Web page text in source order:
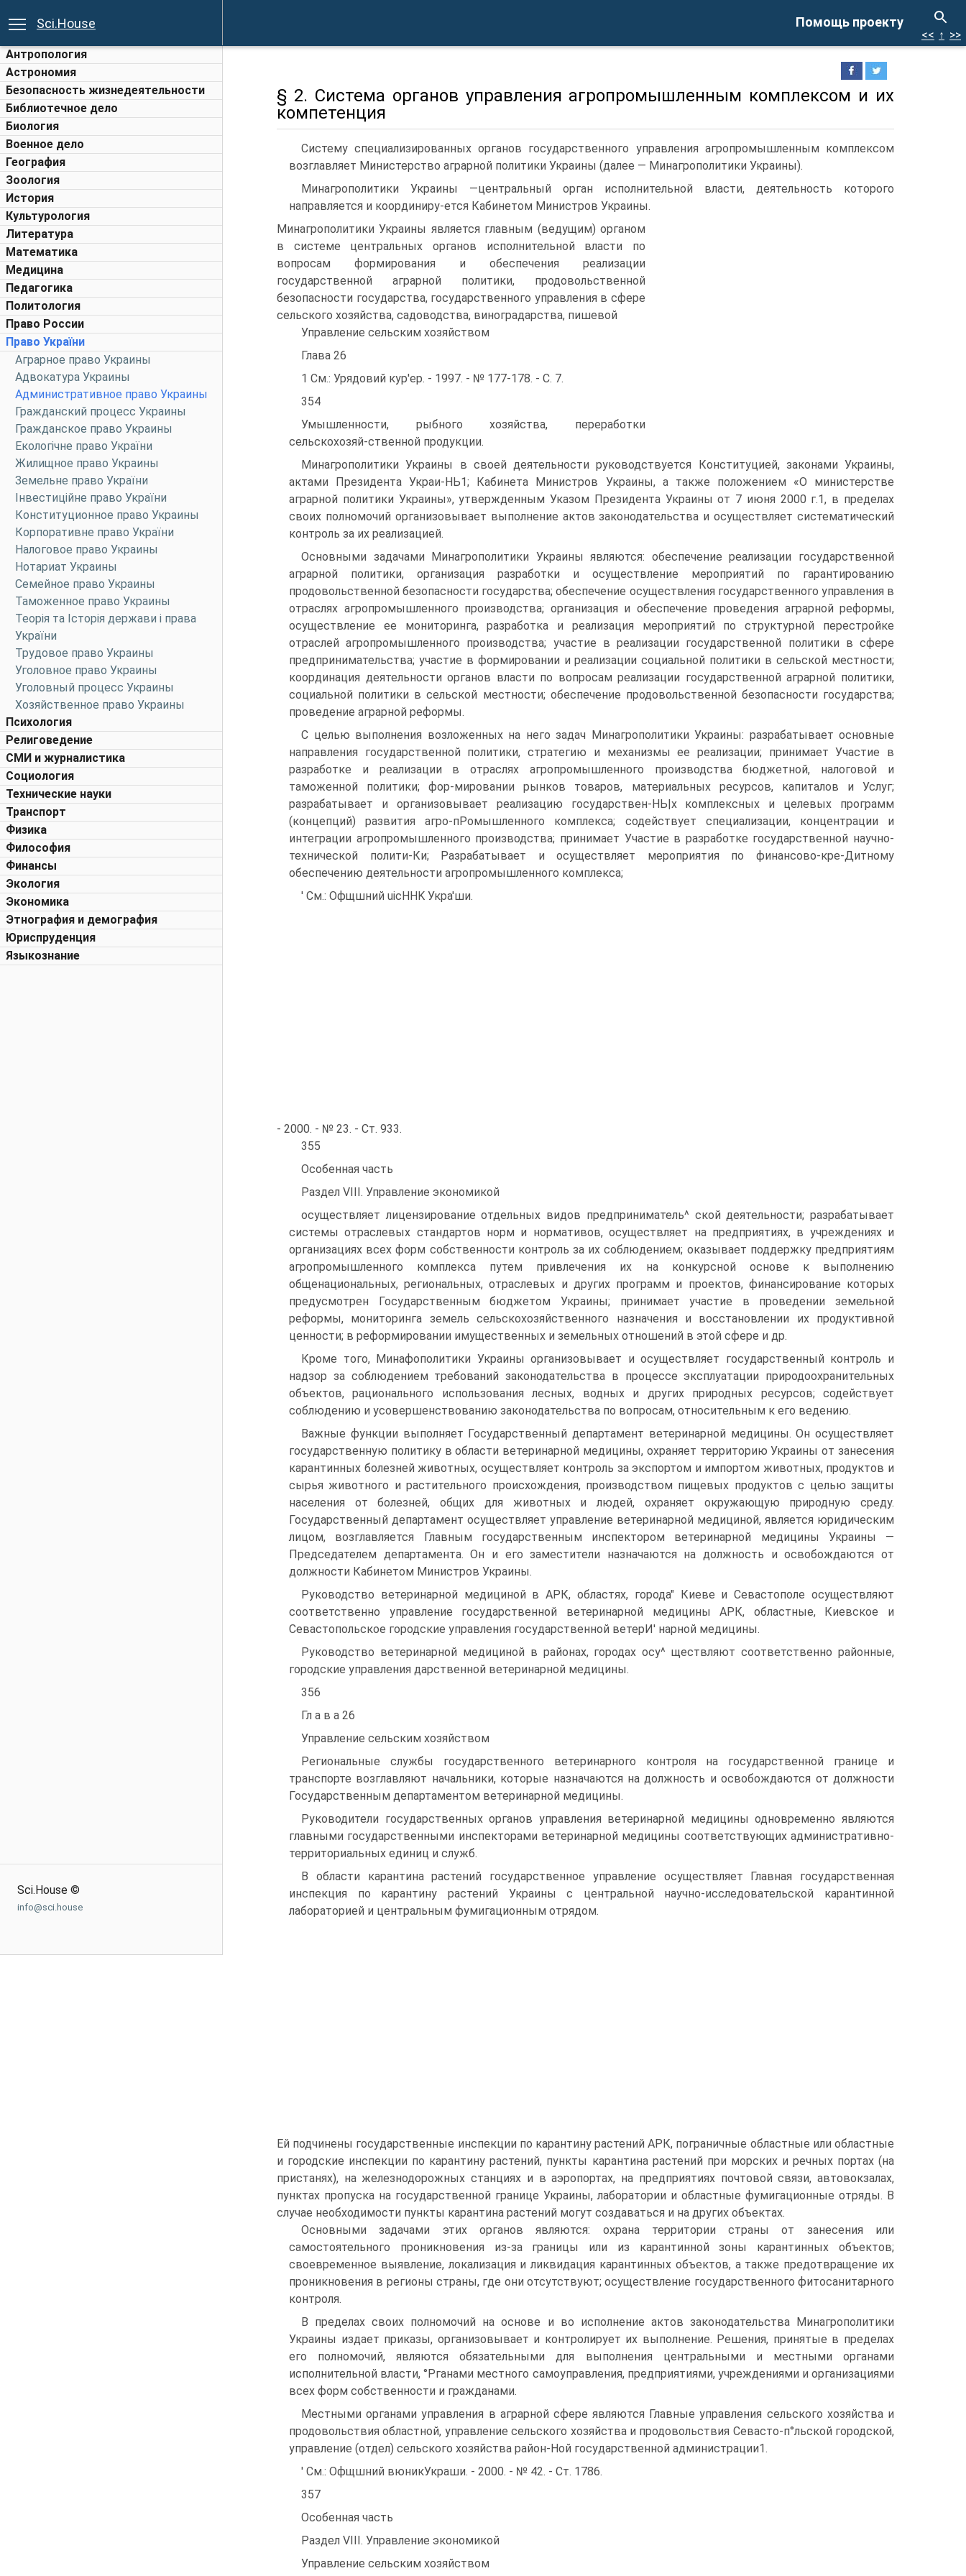
Помощь проекту
Sci.House
Антропология
Астрономия
Безопасность жизнедеятельности
Библиотечное дело
Биология
Военное дело
География
Зоология
История
Культурология
Литература
Математика
Медицина
Педагогика
Политология
Право России
Право України
Аграрное право Украины
Адвокатура Украины
Административное право Украины
Гражданский процесс Украины
Гражданское право Украины
Екологічне право України
Жилищное право Украины
Земельне право України
Інвестиційне право України
Конституционное право Украины
Корпоративне право України
Налоговое право Украины
Нотариат Украины
Семейное право Украины
Таможенное право Украины
Теорія та Історія держави і права
України
Трудовое право Украины
Уголовное право Украины
Уголовный процесс Украины
Хозяйственное право Украины
Психология
Религоведение
СМИ и журналистика
Социология
Технические науки
Транспорт
Физика
Философия
Финансы
Экология
Экономика
Этнография и демография
Юриспруденция
Языкознание
Sci.House ©
info@sci.house
<< ↑ >>
§ 2. Система органов управления агропромышленным комплексом и их
компетенция
Систему специализированных органов государственного управления агропромышленным комплексом
возглавляет Министерство аграрной политики Украины (далее — Минагрополитики Украины).
Минагрополитики Украины —центральный орган исполнительной власти, деятельность которого
направляется и координиру-ется Кабинетом Министров Украины.
Минагрополитики Украины является главным (ведущим) органом
в системе центральных органов исполнительной власти по
вопросам формирования и обеспечения реализации
государственной аграрной политики, продовольственной
безопасности государства, государственного управления в сфере
сельского хозяйства, садоводства, виноградарства, пишевой
Управление сельским хозяйством
Глава 26
1 См.: Урядовий кур'ер. - 1997. - № 177-178. - С. 7.
354
Умышленности, рыбного хозяйства, переработки
сельскохозяй-ственной продукции.
Минагрополитики Украины в своей деятельности руководствуется Конституцией, законами Украины,
актами Президента Украи-НЬ1; Кабинета Министров Украины, а также положением «О министерстве
аграрной политики Украины», утвержденным Указом Президента Украины от 7 июня 2000 г.1, в пределах
своих полномочий организовывает выполнение актов законодательства и осуществляет систематический
контроль за их реализацией.
Основными задачами Минагрополитики Украины являются: обеспечение реализации государственной
аграрной политики, организация разработки и осуществление мероприятий по гарантированию
продовольственной безопасности государства; обеспечение осуществления государственного управления в
отраслях агропромышленного производства; организация и обеспечение проведения аграрной реформы,
осуществление ее мониторинга, разработка и реализация мероприятий по структурной перестройке
отраслей агропромышленного производства; участие в реализации государственной политики в сфере
предпринимательства; участие в формировании и реализации социальной политики в сельской местности;
координация деятельности органов власти по вопросам реализации государственной аграрной политики,
социальной политики в сельской местности; обеспечение продовольственной безопасности государства;
проведение аграрной реформы.
С целью выполнения возложенных на него задач Минагрополитики Украины: разрабатывает основные
направления государственной политики, стратегию и механизмы ее реализации; принимает Участие в
разработке и реализации в отраслях агропромышленного производства бюджетной, налоговой и
таможенной политики; фор-мировании рынков товаров, материальных ресурсов, капиталов и Услуг;
разрабатывает и организовывает реализацию государствен-НЬ|х комплексных и целевых программ
(концепций) развития агро-пРомышленного комплекса; содействует специализации, концентрации и
интеграции агропромышленного производства; принимает Участие в разработке государственной научно-
технической полити-Ки; Разрабатывает и осуществляет мероприятия по финансово-кре-Дитному
обеспечению деятельности агропромышленного комплекса;
' См.: Офщшний uicHHK Укра'ши.
- 2000. - № 23. - Ст. 933.
355
Особенная часть
Раздел VIII. Управление экономикой
осуществляет лицензирование отдельных видов предприниматель^ ской деятельности; разрабатывает
системы отраслевых стандартов норм и нормативов, осуществляет на предприятиях, в учреждениях и
организациях всех форм собственности контроль за их соблюдением; оказывает поддержку предприятиям
агропромышленного комплекса путем привлечения их на конкурсной основе к выполнению
общенациональных, региональных, отраслевых и других программ и проектов, финансирование которых
предусмотрен Государственным бюджетом Украины; принимает участие в проведении земельной
реформы, мониторинга земель сельскохозяйственного назначения и восстановлении их продуктивной
ценности; в реформировании имущественных и земельных отношений в этой сфере и др.
Кроме того, Минафополитики Украины организовывает и осуществляет государственный контроль и
надзор за соблюдением требований законодательства в процессе эксплуатации природоохранительных
объектов, рационального использования лесных, водных и других природных ресурсов; содействует
соблюдению и усовершенствованию законодательства по вопросам, относительным к его ведению.
Важные функции выполняет Государственный департамент ветеринарной медицины. Он осуществляет
государственную политику в области ветеринарной медицины, охраняет территорию Украины от занесения
карантинных болезней животных, осуществляет контроль за экспортом и импортом животных, продуктов и
сырья животного и растительного происхождения, производством пищевых продуктов с целью защиты
населения от болезней, общих для животных и людей, охраняет окружающую природную среду.
Государственный департамент осуществляет управление ветеринарной медициной, является юридическим
лицом, возглавляется Главным государственным инспектором ветеринарной медицины Украины —
Председателем департамента. Он и его заместители назначаются на должность и освобождаются от
должности Кабинетом Министров Украины.
Руководство ветеринарной медициной в АРК, областях, города" Киеве и Севастополе осуществляют
соответственно управление государственной ветеринарной медицины АРК, областные, Киевское и
Севастопольское городские управления государственной ветерИ' нарной медицины.
Руководство ветеринарной медициной в районах, городах осу^ ществляют соответственно районные,
городские управления дарственной ветеринарной медицины.
356
Гл а в а 26
Управление сельским хозяйством
Региональные службы государственного ветеринарного контроля на государственной границе и
транспорте возглавляют начальники, которые назначаются на должность и освобождаются от должности
Государственным департаментом ветеринарной медицины.
Руководители государственных органов управления ветеринарной медицины одновременно являются
главными государственными инспекторами ветеринарной медицины соответствующих административно-
территориальных единиц и служб.
В области карантина растений государственное управление осуществляет Главная государственная
инспекция по карантину растений Украины с центральной научно-исследовательской карантинной
лабораторией и центральным фумигационным отрядом.
Ей подчинены государственные инспекции по карантину растений АРК, пограничные областные или областные
и городские инспекции по карантину растений, пункты карантина растений при морских и речных портах (на
пристанях), на железнодорожных станциях и в аэропортах, на предприятиях почтовой связи, автовокзалах,
пунктах пропуска на государственной границе Украины, лаборатории и областные фумигационные отряды. В
случае необходимости пункты карантина растений могут создаваться и на других объектах.
Основными задачами этих органов являются: охрана территории страны от занесения или
самостоятельного проникновения из-за границы или из карантинной зоны карантинных объектов;
своевременное выявление, локализация и ликвидация карантинных объектов, а также предотвращение их
проникновения в регионы страны, где они отсутствуют; осуществление государственного фитосанитарного
контроля.
В пределах своих полномочий на основе и во исполнение актов законодательства Минагрополитики
Украины издает приказы, организовывает и контролирует их выполнение. Решения, принятые в пределах
его полномочий, являются обязательными для выполнения центральными и местными органами
исполнительной власти, °Рганами местного самоуправления, предприятиями, учреждениями и организациями
всех форм собственности и гражданами.
Местными органами управления в аграрной сфере являются Главные управления сельского хозяйства и
продовольствия областной, управление сельского хозяйства и продовольствия Севасто-п°льской городской,
управление (отдел) сельского хозяйства район-Ной государственной администрации1.
' См.: Офщшний вюникУкраши. - 2000. - № 42. - Ст. 1786.
357
Особенная часть
Раздел VIII. Управление экономикой
Управление сельским хозяйством